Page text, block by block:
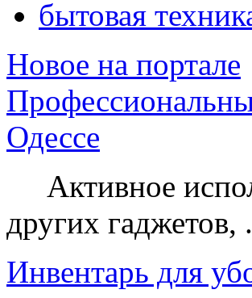
бытовая
Новое на портале
Одессе
Активное
других гаджетов,
Инвентарь для